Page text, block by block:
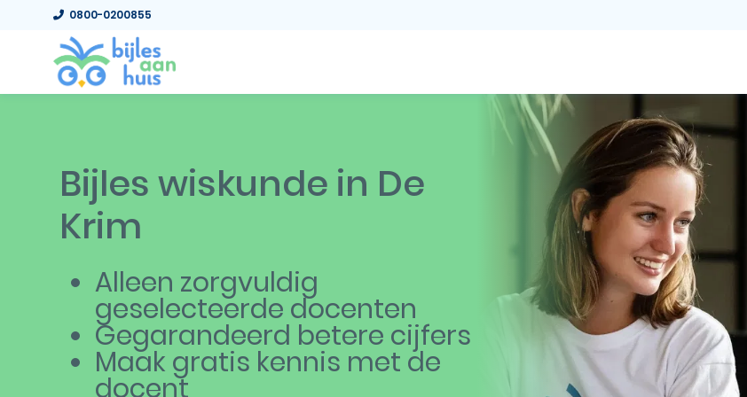
0800-0200855
Bijles wiskunde in De
Krim
Alleen zorgvuldig
geselecteerde docenten
Gegarandeerd betere cijfers
Maak gratis kennis met de
docent